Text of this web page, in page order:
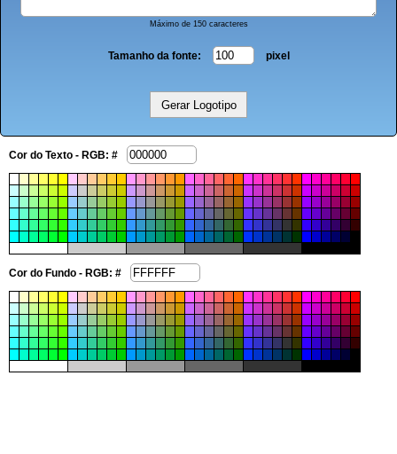
Máximo de 150 caracteres
Tamanho da fonte: pixel
Cor do Texto - RGB: #
Cor do Fundo - RGB: #